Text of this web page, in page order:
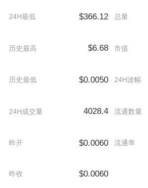
24H最低 $366.12 总量
历史最高 $6.68 市值
历史最低 $0.0050 24H波幅
24H成交量 4028.4 流通数量
昨开 $0.0060 流通率
昨收 $0.0060